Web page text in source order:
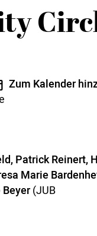
Zum Kalender
Patrick Reinert,
Marie
Beyer(JUB